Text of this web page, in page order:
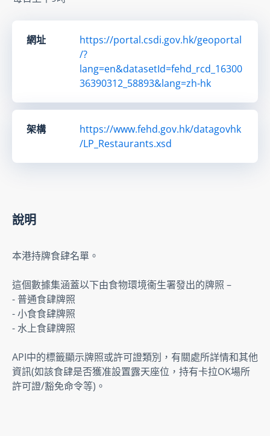
網址
https://portal.csdi.gov.hk/geoportal
/?
lang=en&datasetId=fehd_rcd_16300
36390312_58893&lang=zh-hk
架構
https://www.fehd.gov.hk/datagovhk
/LP_Restaurants.xsd
說明
本港持牌食肆名單。
這個數據集涵蓋以下由食物環境衞生署發出的牌照 –
- 普通食肆牌照
- 小食食肆牌照
- 水上食肆牌照
API中的標籤顯示牌照或許可證類別，有關處所詳情和其他
資訊(如該食肆是否獲准設置露天座位，持有卡拉OK場所
許可證/豁免命令等)。